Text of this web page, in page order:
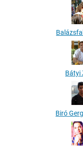
Bátyi
Biró